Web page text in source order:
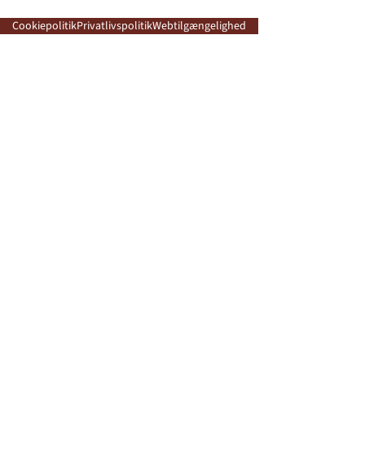
CookiepolitikPrivatlivspolitikWebtilgængelighed